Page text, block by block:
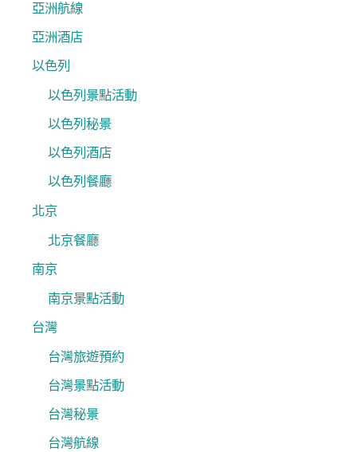
亞洲航線
亞洲酒店
以色列
以色列景點活動
以色列秘景
以色列酒店
以色列餐廳
北京
北京餐廳
南京
南京景點活動
台灣
台灣旅遊預約
台灣景點活動
台灣秘景
台灣航線